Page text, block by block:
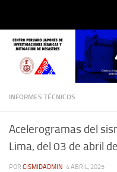
INFORMES TÉCNICOS
Acelerogramas del
Lima, del 03 de abril
POR CISMIDADMIN ·4 ABRIL, 2025